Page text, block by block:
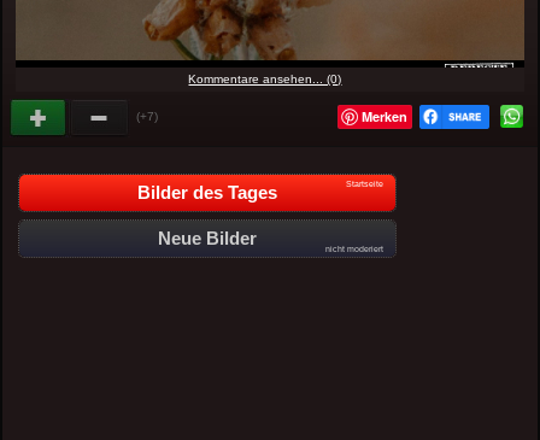
Kommentare ansehen... (0)
(+7) Merken
Bilder des Tages Startseite
Neue Bilder
nicht moderiert